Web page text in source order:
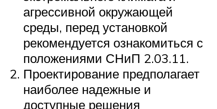
агрессивной окружающей
среды, перед установкой
рекомендуется ознакомиться с
положениями СНиП 2.03.11.
Проектирование предполагает
наиболее надежные и
доступные решения